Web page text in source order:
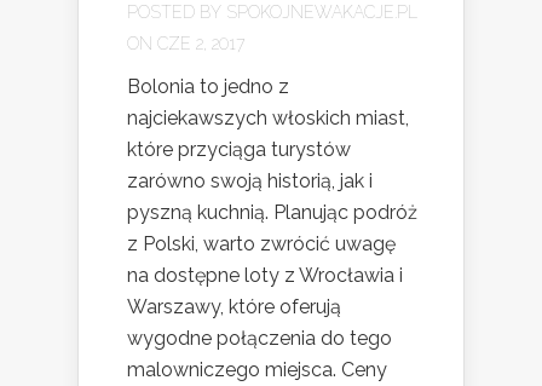
POSTED BY SPOKOJNEWAKACJE.PL
ON CZE 2, 2017
Bolonia to jedno z
najciekawszych włoskich miast,
które przyciąga turystów
zarówno swoją historią, jak i
pyszną kuchnią. Planując podróż
z Polski, warto zwrócić uwagę
na dostępne loty z Wrocławia i
Warszawy, które oferują
wygodne połączenia do tego
malowniczego miejsca. Ceny